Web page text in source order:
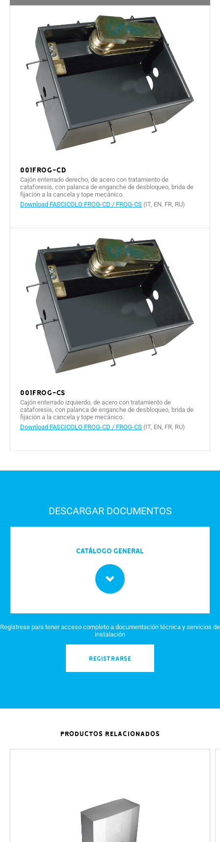
001FROG-CD
Cajón enterrado derecho, de acero con tratamiento de
cataforesis, con palanca de enganche de desbloqueo, brida de
fijación a la cancela y tope mecánico.
Download FASCICOLO FROG-CD / FROG-CS (IT, EN, FR, RU)
001FROG-CS
Cajón enterrado izquierdo, de acero con tratamiento de
cataforesis, con palanca de enganche de desbloqueo, brida de
fijación a la cancela y tope mecánico.
Download FASCICOLO FROG-CD / FROG-CS (IT, EN, FR, RU)
DESCARGAR DOCUMENTOS
Catálogo General
Regístrese para tener acceso completo a documentación técnica y servicios de
instalación
REGISTRARSE
PRODUCTOS RELACIONADOS